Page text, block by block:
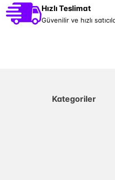
Hızlı Teslimat
Güvenilir ve hızlı
Kategoriler